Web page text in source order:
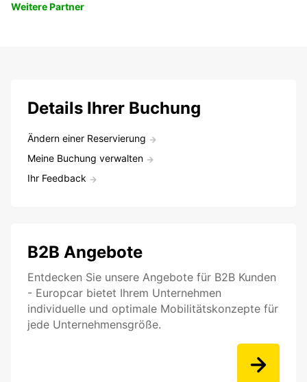
Weitere Partner
Details Ihrer Buchung
Ändern einer Reservierung
Meine Buchung verwalten
Ihr Feedback
B2B Angebote
Entdecken Sie unsere Angebote für B2B Kunden
- Europcar bietet Ihrem Unternehmen
individuelle und optimale Mobilitätskonzepte für
jede Unternehmensgröße.